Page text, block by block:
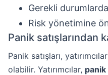
Gerekli
Risk yönetimine
Panik satışlarından
Panik satışları,
olabilir. Yatırımcılar, panik